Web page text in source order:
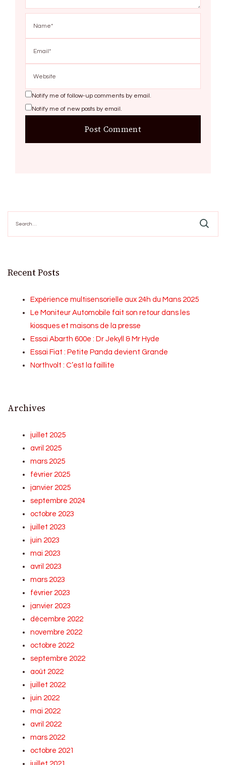
Notify me of follow-up comments by email.
Notify me of new posts by email.
for:
Recent Posts
Expérience multisensorielle aux 24h du Mans 2025
Le Moniteur Automobile fait son retour dans les
kiosques et maisons de la presse
Essai Abarth 600e : Dr Jekyll & Mr Hyde
Essai Fiat : Petite Panda devient Grande
Northvolt : C’est la faillite
Archives
juillet 2025
avril 2025
mars 2025
février 2025
janvier 2025
septembre 2024
octobre 2023
juillet 2023
juin 2023
mai 2023
avril 2023
mars 2023
février 2023
janvier 2023
décembre 2022
novembre 2022
octobre 2022
septembre 2022
août 2022
juillet 2022
juin 2022
mai 2022
avril 2022
mars 2022
octobre 2021